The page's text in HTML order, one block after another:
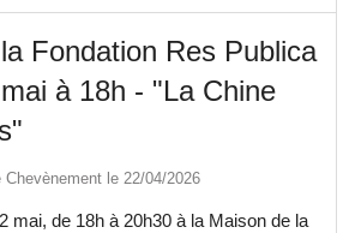
Fondation Res Publica
à 18h - "La Chine
Chevènement le 22/04/2026
mai, de 18h à 20h30 à la Maison de la